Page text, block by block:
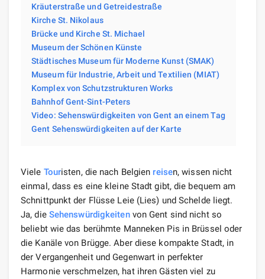
Kräuterstraße und Getreidestraße
Kirche St. Nikolaus
Brücke und Kirche St. Michael
Museum der Schönen Künste
Städtisches Museum für Moderne Kunst (SMAK)
Museum für Industrie, Arbeit und Textilien (MIAT)
Komplex von Schutzstrukturen Works
Bahnhof Gent-Sint-Peters
Video: Sehenswürdigkeiten von Gent an einem Tag
Gent Sehenswürdigkeiten auf der Karte
Viele Touristen, die nach Belgien reisen, wissen nicht
einmal, dass es eine kleine Stadt gibt, die bequem am
Schnittpunkt der Flüsse Leie (Lies) und Schelde liegt.
Ja, die Sehenswürdigkeitenvon Gent sind nicht so
beliebt wie das berühmte Manneken Pis in Brüssel oder
die Kanäle von Brügge. Aber diese kompakte Stadt, in
der Vergangenheit und Gegenwart in perfekter
Harmonie verschmelzen, hat ihren Gästen viel zu